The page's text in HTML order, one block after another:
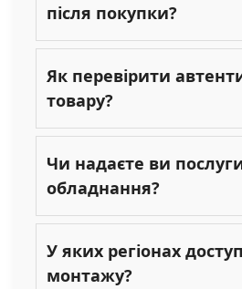
після покупки?
Як перевірити
товару?
Чи надаєте ви
обладнання?
У яких регіонах
монтажу?